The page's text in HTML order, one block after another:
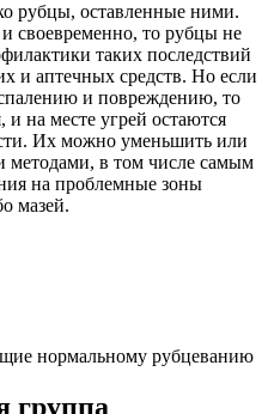
рубцы, оставленные ними.
своевременно, то рубцы не
таких последствий
и аптечных средств. Но если
и повреждению, то
и на месте угрей остаются
Их можно уменьшить или
методами, в том числе самым
на проблемные зоны
мазей.
нормальному рубцеванию
группа